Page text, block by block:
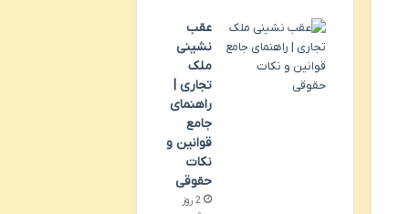
عقب
نشینی
ملک
تجاری |
راهنمای
جامع
قوانین و
نکات
حقوقی
2 روز